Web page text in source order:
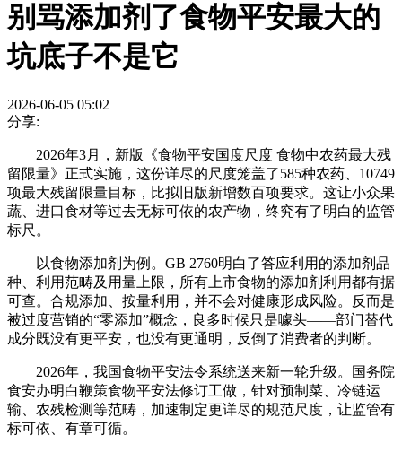
别骂添加剂了食物平安最大的
坑底子不是它
2026-06-05 05:02
分享:
2026年3月，新版《食物平安国度尺度 食物中农药最大残
留限量》正式实施，这份详尽的尺度笼盖了585种农药、10749
项最大残留限量目标，比拟旧版新增数百项要求。这让小众果
蔬、进口食材等过去无标可依的农产物，终究有了明白的监管
标尺。
以食物添加剂为例。GB 2760明白了答应利用的添加剂品
种、利用范畴及用量上限，所有上市食物的添加剂利用都有据
可查。合规添加、按量利用，并不会对健康形成风险。反而是
被过度营销的“零添加”概念，良多时候只是噱头——部门替代
成分既没有更平安，也没有更通明，反倒了消费者的判断。
2026年，我国食物平安法令系统送来新一轮升级。国务院
食安办明白鞭策食物平安法修订工做，针对预制菜、冷链运
输、农残检测等范畴，加速制定更详尽的规范尺度，让监管有
标可依、有章可循。